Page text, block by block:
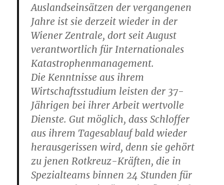
Auslandseinsätzen der vergangenen
Jahre ist sie derzeit wieder in der
Wiener Zentrale, dort seit August
verantwortlich für Internationales
Katastrophenmanagement.
Die Kenntnisse aus ihrem
Wirtschaftsstudium leisten der 37-
Jährigen bei ihrer Arbeit wertvolle
Dienste. Gut möglich, dass Schloffer
aus ihrem Tagesablauf bald wieder
herausgerissen wird, denn sie gehört
zu jenen Rotkreuz-Kräften, die in
Spezialteams binnen 24 Stunden für